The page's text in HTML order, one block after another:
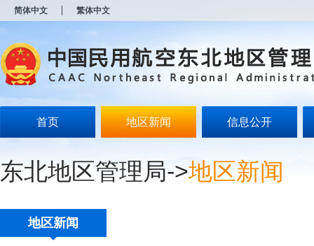
简体中文 繁体中文
首页 地区新闻 信息公开
东北地区管理局->地区新闻
地区新闻
开
无
障
说
Alt
加